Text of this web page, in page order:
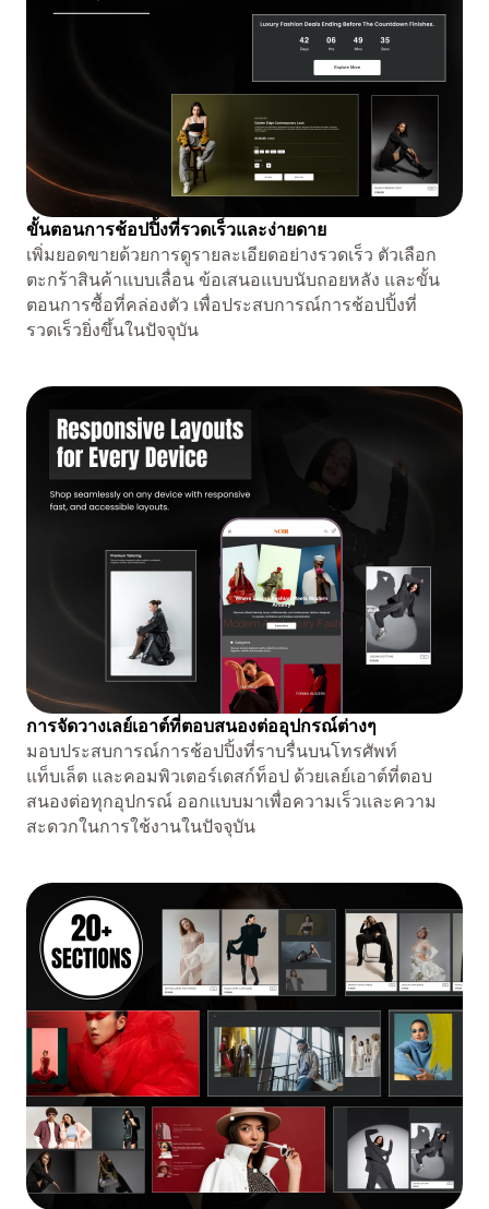
ขั้นตอนการช้อปปิ้งที่รวดเร็วและง่ายดาย
เพิ่มยอดขายด้วยการดูรายละเอียดอย่างรวดเร็ว ตัวเลือก
ตะกร้าสินค้าแบบเลื่อน ข้อเสนอแบบนับถอยหลัง และขั้น
ตอนการซื้อที่คล่องตัว เพื่อประสบการณ์การช้อปปิ้งที่
รวดเร็วยิ่งขึ้นในปัจจุบัน
การจัดวางเลย์เอาต์ที่ตอบสนองต่ออุปกรณ์ต่างๆ
มอบประสบการณ์การช้อปปิ้งที่ราบรื่นบนโทรศัพท์
แท็บเล็ต และคอมพิวเตอร์เดสก์ท็อป ด้วยเลย์เอาต์ที่ตอบ
สนองต่อทุกอุปกรณ์ ออกแบบมาเพื่อความเร็วและความ
สะดวกในการใช้งานในปัจจุบัน